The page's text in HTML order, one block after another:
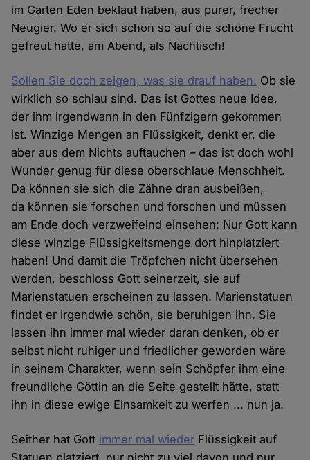
im Garten Eden beklaut haben, aus purer, frecher
Neugier. Wo er sich schon so auf die schöne Frucht
gefreut hatte, am Abend, als Nachtisch!
Sollen Sie doch zeigen, was sie drauf haben. Ob sie
wirklich so schlau sind. Das ist Gottes neue Idee,
der ihm irgendwann in den Fünfzigern gekommen
ist. Winzige Mengen an Flüssigkeit, denkt er, die
aber aus dem Nichts auftauchen – das ist doch wohl
Wunder genug für diese oberschlaue Menschheit.
Da können sie sich die Zähne dran ausbeißen,
da können sie forschen und forschen und müssen
am Ende doch verzweifelnd einsehen: Nur Gott kann
diese winzige Flüssigkeitsmenge dort hinplatziert
haben! Und damit die Tröpfchen nicht übersehen
werden, beschloss Gott seinerzeit, sie auf
Marienstatuen erscheinen zu lassen. Marienstatuen
findet er irgendwie schön, sie beruhigen ihn. Sie
lassen ihn immer mal wieder daran denken, ob er
selbst nicht ruhiger und friedlicher geworden wäre
in seinem Charakter, wenn sein Schöpfer ihm eine
freundliche Göttin an die Seite gestellt hätte, statt
ihn in diese ewige Einsamkeit zu werfen ... nun ja.
Seither hat Gott immer mal wieder Flüssigkeit auf